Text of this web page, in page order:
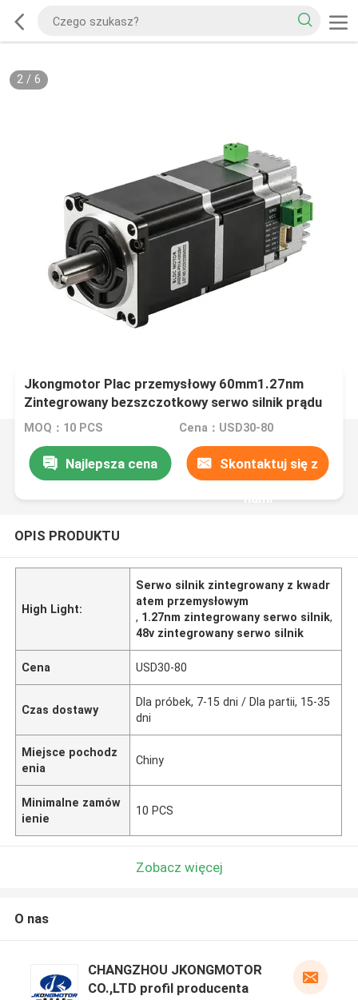
2/ 6
Jkongmotor Plac przemysłowy 60mm1.27nm
Zintegrowany bezszczotkowy serwo silnik prądu
stałego 400W 48V zintegrowany sterownik z
MOQ：10 PCS Cena：USD30-80
Najlepsza cena Skontaktuj się z
nami
OPIS PRODUKTU
High Light:
Serwo silnik zintegrowany z kwadr
atem przemysłowym
, 1.27nm zintegrowany serwo silnik,
48v zintegrowany serwo silnik
Cena USD30-80
Czas dostawy
Dla próbek, 7-15 dni / Dla partii, 15-35
dni
Miejsce pochodz
enia
Chiny
Minimalne zamów
ienie
10 PCS
Zobacz więcej
O nas
CHANGZHOU JKONGMOTOR
CO.,LTD profil producenta